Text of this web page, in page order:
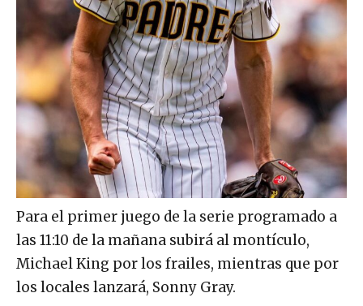
Para el primer juego de la serie programado a
las 11:10 de la mañana subirá al montículo,
Michael King por los frailes, mientras que por
los locales lanzará, Sonny Gray.